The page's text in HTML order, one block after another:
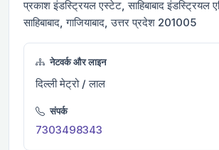
प्रकाश इंडस्ट्रियल एस्टेट, साहिबाबाद इंडस्ट्रियल
साहिबाबाद, गाजियाबाद, उत्तर प्रदेश 201005
नेटवर्क और लाइन
दिल्ली मेट्रो / लाल
संपर्क
7303498343